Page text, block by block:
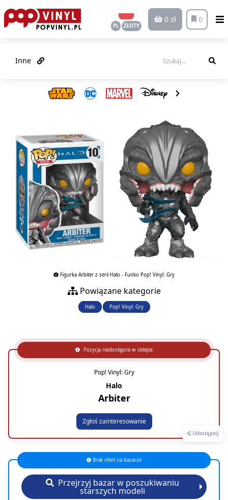
PL ZŁOTY
0 zł 0
Inne
Figurka Arbiter z serii Halo - Funko Pop! Vinyl: Gry
Powiązane kategorie
Halo Pop! Vinyl: Gry
Udostępnij
Pozycja niedostępna w sklepie
Pop! Vinyl: Gry
Halo
Arbiter
Zgłoś zainteresowanie
Brak ofert na bazarze
Przejrzyj bazar w poszukiwaniu
starszych modeli